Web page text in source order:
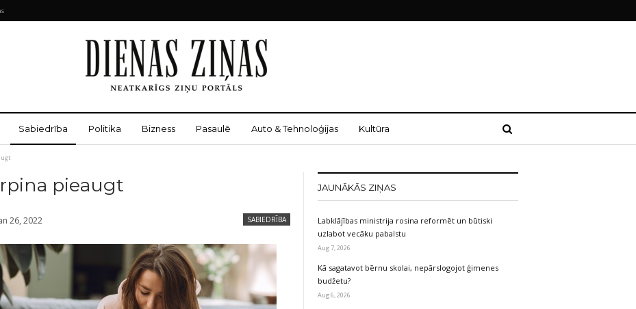
Sabiedrība Politika Bizness Pasaulē Auto & Tehnoloģijas Kultūra
pieaugt
SABIEDRĪBA
26, 2022
JAUNĀKĀS ZIŅAS
Labklājības ministrija rosina reformēt un būtiski
uzlabot vecāku pabalstu
Aug 7, 2026
Kā sagatavot bērnu skolai, nepārslogojot ģimenes
budžetu?
Aug 6, 2026